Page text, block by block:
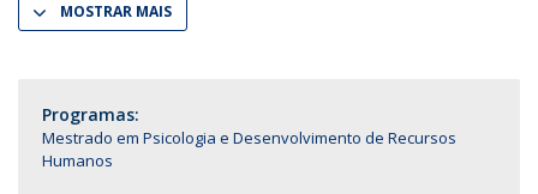
MOSTRAR MAIS
Programas:
Mestrado em Psicologia e Desenvolvimento de Recursos
Humanos